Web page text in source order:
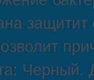
защитит